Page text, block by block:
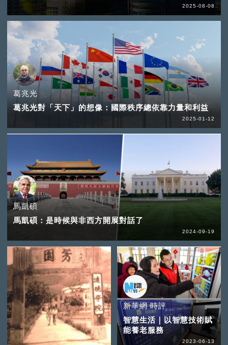
2025-08-08
葛兆光
葛兆光對「天下」的想像：國際秩序總依靠力量和利益
2025-01-12
馬凱碩
馬凱碩：是時候與非西方開展對話了
2024-09-19
新華網 時評
智慧生活｜以智慧技術賦
能養老服務
2023-06-13